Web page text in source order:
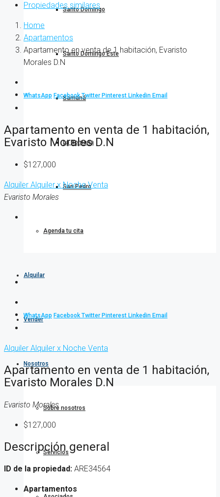
Santo Domingo
Santo Domingo Este
Samaná
La Romana
San Pedro
Agenda tu cita
Alquilar
Vender
Nosotros
Sobre nosotros
Servicios
Propiedades similares
Home
Apartamentos
Apartamento en venta de 1 habitación, Evaristo
Morales D.N
WhatsApp FacebookTwitter Pinterest Linkedin Email
Apartamento en venta de 1 habitación,
Evaristo Morales D.N
$127,000
Alquiler Alquiler x NocheVenta
Evaristo Morales
WhatsApp Facebook Twitter Pinterest Linkedin Email
Alquiler Alquiler x Noche Venta
Apartamento en venta de 1 habitación,
Evaristo Morales D.N
Evaristo Morales
$127,000
Descripción general
ID de la propiedad: ARE34564
Apartamentos